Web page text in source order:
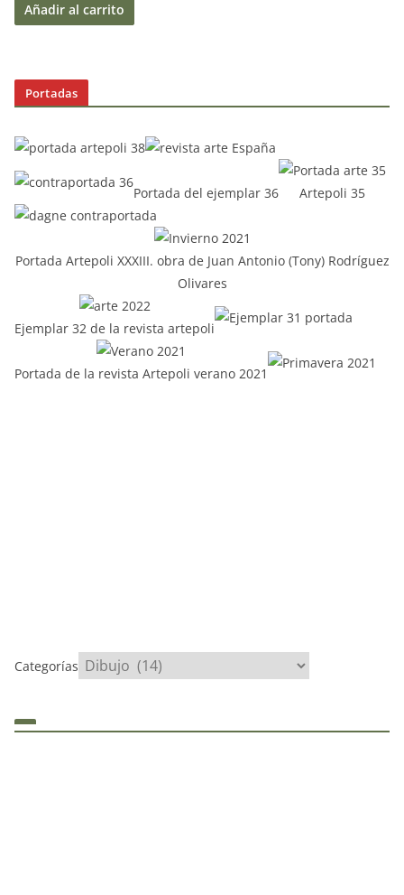
Añadir al carrito
Portadas
Portada del ejemplar 36 Artepoli 35
Portada Artepoli XXXIII. obra de Juan Antonio (Tony) Rodríguez
Olivares
Ejemplar 32 de la revista artepoli
Portada de la revista Artepoli verano 2021
Categorías